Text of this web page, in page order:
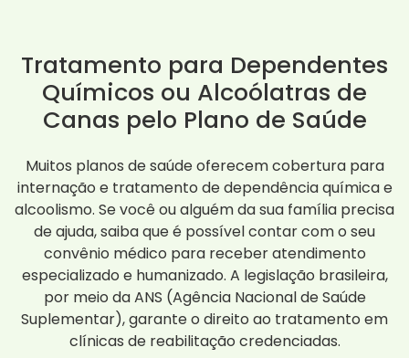
Tratamento para Dependentes
Químicos ou Alcoólatras de
Canas pelo Plano de Saúde
Muitos planos de saúde oferecem cobertura para
internação e tratamento de dependência química e
alcoolismo. Se você ou alguém da sua família precisa
de ajuda, saiba que é possível contar com o seu
convênio médico para receber atendimento
especializado e humanizado. A legislação brasileira,
por meio da ANS (Agência Nacional de Saúde
Suplementar), garante o direito ao tratamento em
clínicas de reabilitação credenciadas.